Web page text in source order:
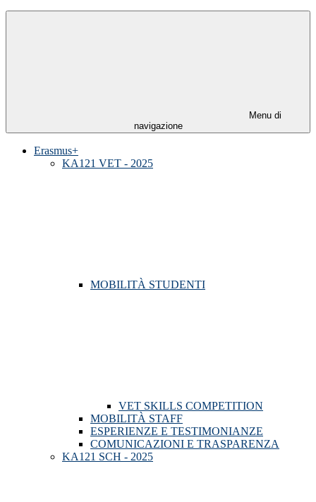
Menu di
navigazione
Erasmus+
KA121 VET - 2025
MOBILITÀ STUDENTI
VET SKILLS COMPETITION
MOBILITÀ STAFF
ESPERIENZE E TESTIMONIANZE
COMUNICAZIONI E TRASPARENZA
KA121 SCH - 2025